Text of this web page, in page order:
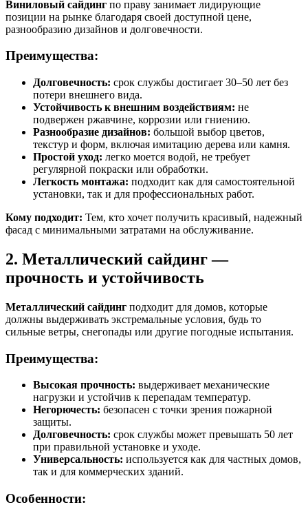
Виниловый сайдинг по праву занимает лидирующие
позиции на рынке благодаря своей доступной цене,
разнообразию дизайнов и долговечности.
Преимущества:
Долговечность: срок службы достигает 30–50 лет без
потери внешнего вида.
Устойчивость к внешним воздействиям: не
подвержен ржавчине, коррозии или гниению.
Разнообразие дизайнов: большой выбор цветов,
текстур и форм, включая имитацию дерева или камня.
Простой уход: легко моется водой, не требует
регулярной покраски или обработки.
Легкость монтажа: подходит как для самостоятельной
установки, так и для профессиональных работ.
Кому подходит: Тем, кто хочет получить красивый, надежный
фасад с минимальными затратами на обслуживание.
2. Металлический сайдинг —
прочность и устойчивость
Металлический сайдинг подходит для домов, которые
должны выдерживать экстремальные условия, будь то
сильные ветры, снегопады или другие погодные испытания.
Преимущества:
Высокая прочность: выдерживает механические
нагрузки и устойчив к перепадам температур.
Негорючесть: безопасен с точки зрения пожарной
защиты.
Долговечность: срок службы может превышать 50 лет
при правильной установке и уходе.
Универсальность: используется как для частных домов,
так и для коммерческих зданий.
Особенности: